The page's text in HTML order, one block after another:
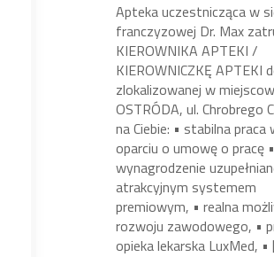
Apteka uczestnicząca w
franczyzowej Dr. Max
KIEROWNIKA APTEKI /
KIEROWNICZKĘ APTEKI
zlokalizowanej w
OSTRÓDA, ul. Chrobrego
na Ciebie: • stabilna praca
oparciu o umowę o pracę •
wynagrodzenie
atrakcyjnym systemem
premiowym, • realna
rozwoju zawodowego, •
opieka lekarska LuxMed,